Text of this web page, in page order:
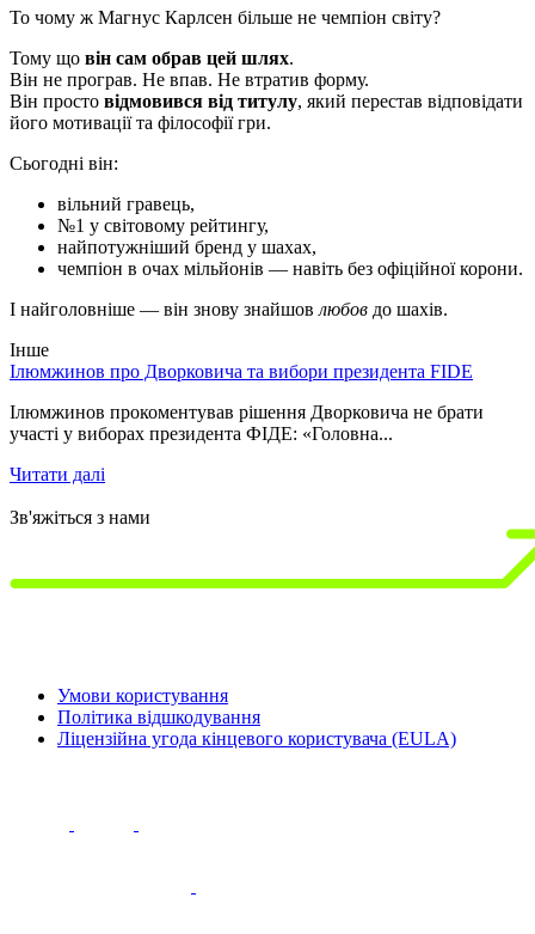
То чому ж Магнус Карлсен більше не чемпіон світу?
Тому що він сам обрав цей шлях.
Він не програв. Не впав. Не втратив форму.
Він просто відмовився від титулу, який перестав відповідати
його мотивації та філософії гри.
Сьогодні він:
вільний гравець,
№1 у світовому рейтингу,
найпотужніший бренд у шахах,
чемпіон в очах мільйонів — навіть без офіційної корони.
І найголовніше — він знову знайшов любов до шахів.
Інше
Ілюмжинов про Дворковича та вибори президента FIDE
Ілюмжинов прокоментував рішення Дворковича не брати
участі у виборах президента ФІДЕ: «Головна...
Читати далі
Зв'яжіться з нами
Умови користування
Політика відшкодування
Ліцензійна угода кінцевого користувача (EULA)